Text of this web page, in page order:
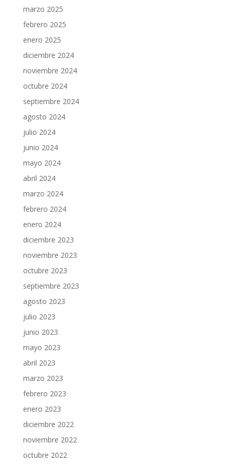
marzo 2025
febrero 2025
enero 2025
diciembre 2024
noviembre 2024
octubre 2024
septiembre 2024
agosto 2024
julio 2024
junio 2024
mayo 2024
abril 2024
marzo 2024
febrero 2024
enero 2024
diciembre 2023
noviembre 2023
octubre 2023
septiembre 2023
agosto 2023
julio 2023
junio 2023
mayo 2023
abril 2023
marzo 2023
febrero 2023
enero 2023
diciembre 2022
noviembre 2022
octubre 2022